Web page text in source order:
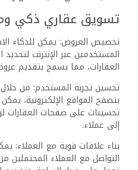
عقود ذكية وشفافة
عقود مرنة: يمكن للذكاء
تتكيف تلقائيًا مع التغيرات في
تتبع المدفوعات الآلي: يمكن
بشكل آلي وإرسال تنبيهات في
تحديات
على الرغم من التقدم الكبير
أنه لا يخلو من التحديات التي
واسع. من أبرز هذه التحديات: